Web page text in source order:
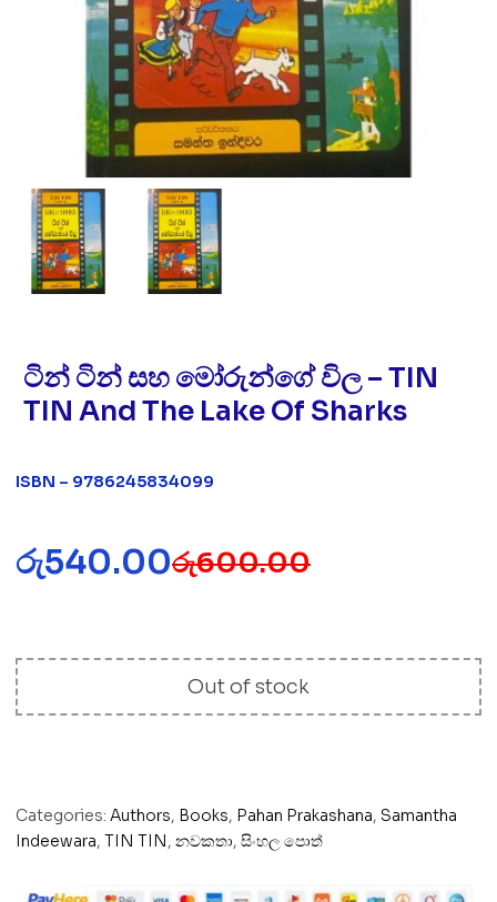
ටින් ටින් සහ මෝරුන්ගේ විල – TIN
TIN And The Lake Of Sharks
ISBN – 9786245834099
රු600.00
රු540.00
Out of stock
Categories: Authors, Books, Pahan Prakashana, Samantha
Indeewara, TIN TIN , නවකතා, සිංහල පොත්